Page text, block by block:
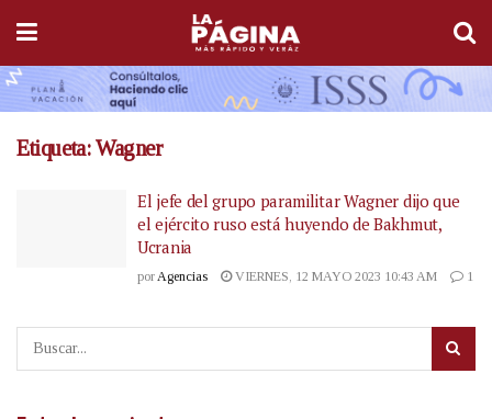
Etiqueta:Wagner
El jefe del grupo paramilitar Wagner dijo que
el ejército ruso está huyendo de Bakhmut,
Ucrania
por Agencias VIERNES, 12 MAYO 2023 10:43 AM 1